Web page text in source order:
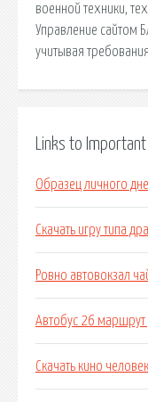
военной техники,
Управление сайтом
учитывая требования.
Links to
Образец личного
Скачать игру типа
Ровно автовокзал
Автобус 26 маршрут
Скачать кино